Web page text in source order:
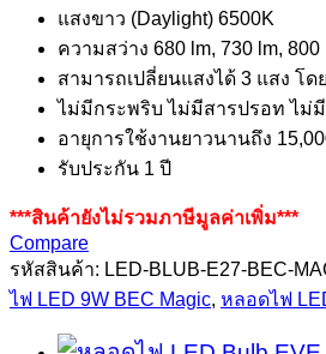
แสงขาว (Daylight) 6500K
ความสว่าง 680 lm, 730 lm, 800
สามารถเปลี่ยนแสงได้ 3 แสง โ
ไม่มีกระพริบ ไม่มีสารปรอท ไม่
อายุการใช้งานยาวนานถึง
รับประกัน 1 ปี
***สินค้ายังไม่รวมภาษีมูลค่าเพิ่ม***
Compare
รหัสสินค้า: LED-BLUB-E27-BEC-
ไฟ LED 9W BEC Magic, หลอดไฟ